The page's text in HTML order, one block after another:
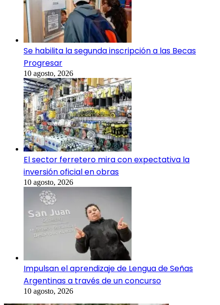
Se habilita la segunda inscripción a las Becas
Progresar
10 agosto, 2026
El sector ferretero mira con expectativa la
inversión oficial en obras
10 agosto, 2026
Impulsan el aprendizaje de Lengua de Señas
Argentinas a través de un concurso
10 agosto, 2026